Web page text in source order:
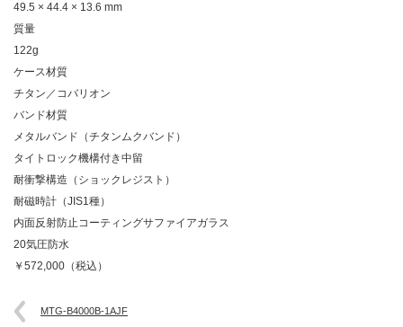
49.5 × 44.4 × 13.6 mm
質量
122g
ケース材質
チタン／コバリオン
バンド材質
メタルバンド（チタンムクバンド）
タイトロック機構付き中留
耐衝撃構造（ショックレジスト）
耐磁時計（JIS1種）
内面反射防止コーティングサファイアガラス
20気圧防水
￥572,000（税込）
MTG-B4000B-1AJF